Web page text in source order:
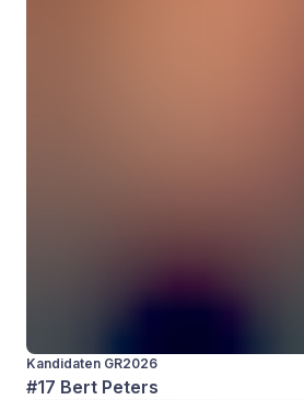
Kandidaten GR2026
#17 Bert Peters